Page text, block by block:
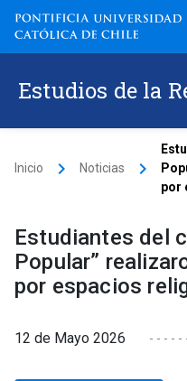
Estudios de la
Inicio keyboard_arrow_right Noticias keyboard_arrow_right
por
Estudiantes del
Popular”
por espacios
12 de Mayo 2026